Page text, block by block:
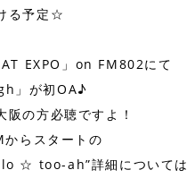
る予定☆
EXPO」on FM802にて
」が初OA♪
阪の方必聴ですよ！
らスタートの
☆ too-ah”詳細については